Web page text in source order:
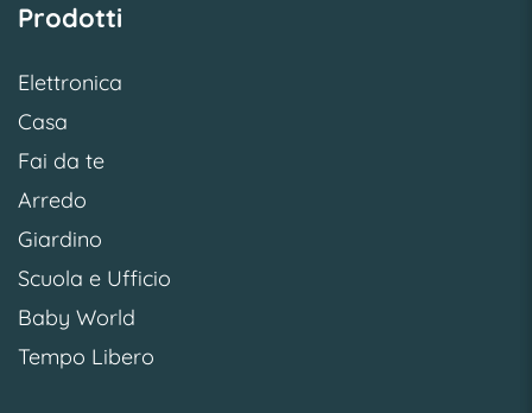
Prodotti
Elettronica
Casa
Fai da te
Arredo
Giardino
Scuola e Ufficio
Baby World
Tempo Libero